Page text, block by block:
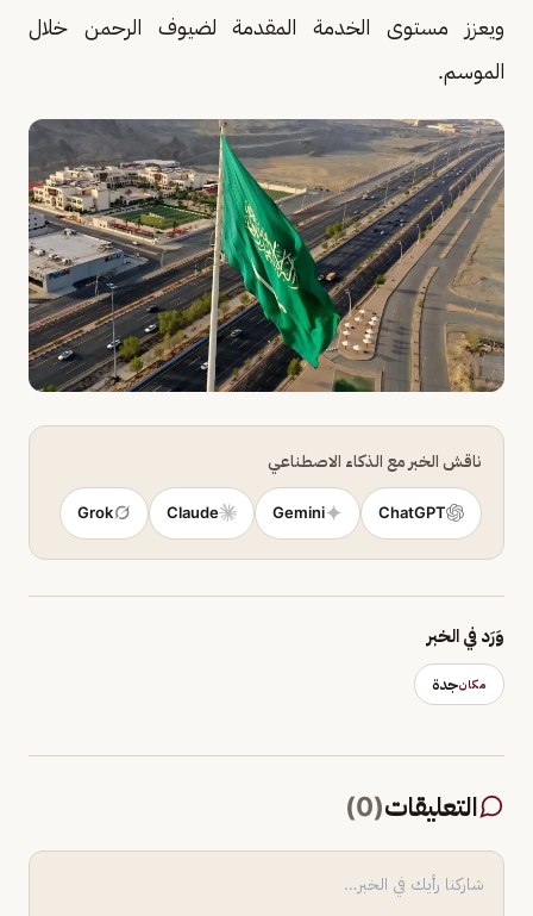
ويعزز مستوى الخدمة المقدمة لضيوف الرحمن خلال
الموسم.
ناقش الخبر مع الذكاء الاصطناعي
ChatGPT
Gemini
Claude
Grok
وَرَد في الخبر
مكانجدة
التعليقات(
0
)